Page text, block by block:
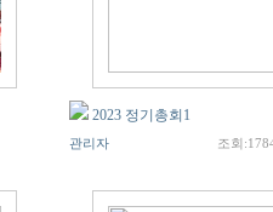
2023 정기총회1
관리자 조회